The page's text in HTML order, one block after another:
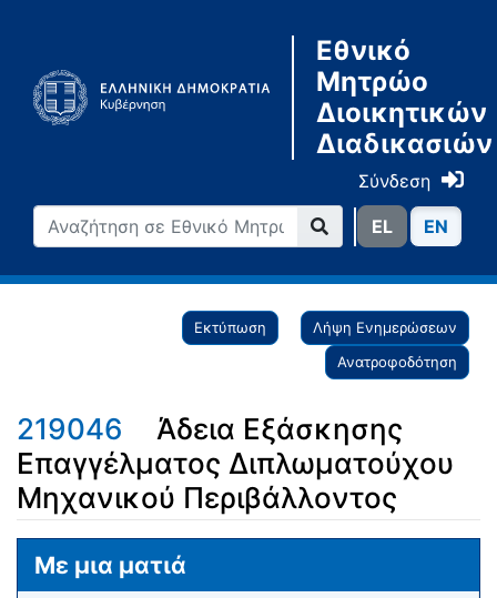
Εθνικό
Μητρώο
Διοικητικών
Διαδικασιών
Σύνδεση
ΕL ΕN
Εκτύπωση
Λήψη Ενημερώσεων
Ανατροφοδότηση
219046
Άδεια Εξάσκησης
Επαγγέλματος Διπλωματούχου
Μηχανικού Περιβάλλοντος
Μετάβαση σε: πλοήγηση
Με μια ματιά